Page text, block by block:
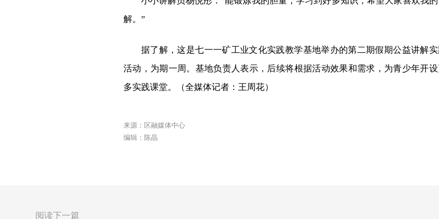
解。”
据了解，这是七一一矿工业文化实践教学基地举办的第二期假期公益讲解
活动，为期一周。基地负责人表示，后续将根据活动效果和需求，为青少年开
多实践课堂。（全媒体记者：王周花）
来源：区融媒体中心
编辑：陈晶
阅读下一篇